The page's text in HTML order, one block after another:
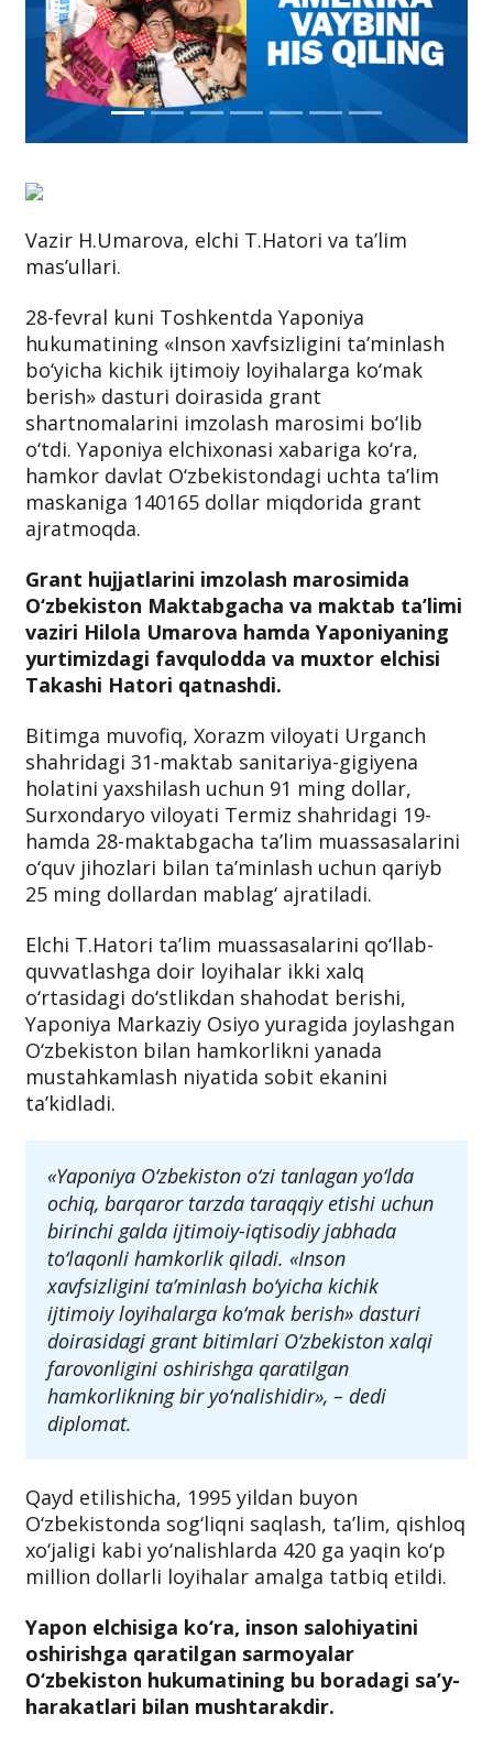
Vazir H.Umarova, elchi T.Hatori va ta’lim
mas’ullari.
28-fevral kuni Toshkentda Yaponiya
hukumatining «Inson xavfsizligini ta’minlash
bo‘yicha kichik ijtimoiy loyihalarga ko‘mak
berish» dasturi doirasida grant
shartnomalarini imzolash marosimi bo‘lib
o‘tdi. Yaponiya elchixonasi xabariga ko‘ra,
hamkor davlat O‘zbekistondagi uchta ta’lim
maskaniga 140165 dollar miqdorida grant
ajratmoqda.
Grant hujjatlarini imzolash marosimida
O‘zbekiston Maktabgacha va maktab ta’limi
vaziri Hilola Umarova hamda Yaponiyaning
yurtimizdagi favqulodda va muxtor elchisi
Takashi Hatori qatnashdi.
Bitimga muvofiq, Xorazm viloyati Urganch
shahridagi 31-maktab sanitariya-gigiyena
holatini yaxshilash uchun 91 ming dollar,
Surxondaryo viloyati Termiz shahridagi 19-
hamda 28-maktabgacha ta’lim muassasalarini
o‘quv jihozlari bilan ta’minlash uchun qariyb
25 ming dollardan mablag‘ ajratiladi.
Elchi T.Hatori ta’lim muassasalarini qo‘llab-
quvvatlashga doir loyihalar ikki xalq
o‘rtasidagi do‘stlikdan shahodat berishi,
Yaponiya Markaziy Osiyo yuragida joylashgan
O‘zbekiston bilan hamkorlikni yanada
mustahkamlash niyatida sobit ekanini
ta’kidladi.
«Yaponiya O‘zbekiston o‘zi tanlagan yo‘lda
ochiq, barqaror tarzda taraqqiy etishi uchun
birinchi galda ijtimoiy-iqtisodiy jabhada
to‘laqonli hamkorlik qiladi. «Inson
xavfsizligini ta’minlash bo‘yicha kichik
ijtimoiy loyihalarga ko‘mak berish» dasturi
doirasidagi grant bitimlari O‘zbekiston xalqi
farovonligini oshirishga qaratilgan
hamkorlikning bir yo‘nalishidir», – dedi
diplomat.
Qayd etilishicha, 1995 yildan buyon
O‘zbekistonda sog‘liqni saqlash, ta’lim, qishloq
xo‘jaligi kabi yo‘nalishlarda 420 ga yaqin ko‘p
million dollarli loyihalar amalga tatbiq etildi.
Yapon elchisiga ko‘ra, inson salohiyatini
oshirishga qaratilgan sarmoyalar
O‘zbekiston hukumatining bu boradagi sa’y-
harakatlari bilan mushtarakdir.